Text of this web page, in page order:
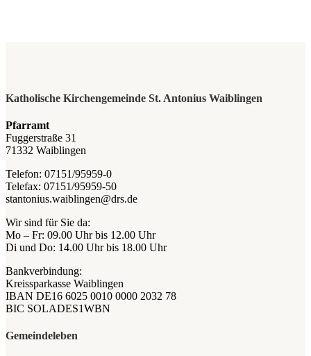
Katholische Kirchengemeinde St. Antonius Waiblingen
Pfarramt
Fuggerstraße 31
71332 Waiblingen
Telefon: 07151/95959-0
Telefax: 07151/95959-50
stantonius.waiblingen@drs.de
Wir sind für Sie da:
Mo – Fr: 09.00 Uhr bis 12.00 Uhr
Di und Do: 14.00 Uhr bis 18.00 Uhr
Bankverbindung:
Kreissparkasse Waiblingen
IBAN DE16 6025 0010 0000 2032 78
BIC SOLADES1WBN
Gemeindeleben